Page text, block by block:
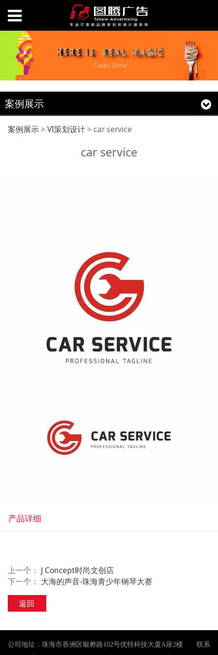
案例展示
car service
案例展示> VI策划设计> car service
car service
产品详细
上一个： J Concept时尚文创店
下一个： 大海的声音-珠海青少年钢琴大赛
返回
公司地址：珠海市香洲区银桦路102号优特科技大厦A座2楼 联系